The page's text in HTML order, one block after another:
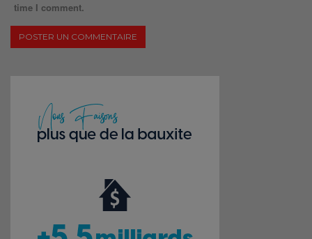
time I comment.